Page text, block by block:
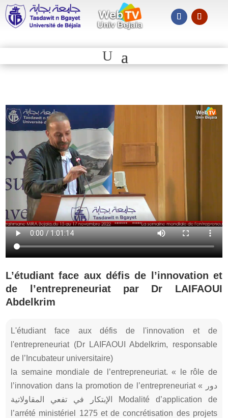
L’étudiant face aux défis de l’innovation et
de l’entrepreneuriat par Dr LAIFAOUI
Abdelkrim
L'étudiant face aux défis de l'innovation et de
l'entrepreneuriat (Dr LAIFAOUI Abdelkrim, responsable
de l’Incubateur universitaire)
la semaine mondiale de l’entrepreneuriat. « le rôle de
l’innovation dans la promotion de l’entrepreneuriat « دور
الإبتكار في تفعي المقاولاتية Modalité d’application de
l’arrété ministériel 1275 et de concrétisation des projets